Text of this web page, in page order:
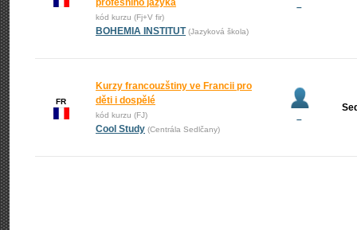
profesního jazyka
kód kurzu (Fj+V fir)
BOHEMIA INSTITUT (Jazyková škola)
–
FR
Kurzy francouzštiny ve Francii pro
děti i dospělé
kód kurzu (FJ)
Cool Study (Centrála Sedlčany)
–